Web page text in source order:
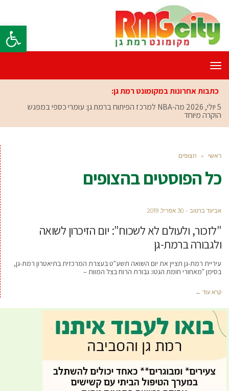
פתח
תפריט
כתבות אחרונות במקומונט רמת גן:
5 יולי, 2026
מה-NBA למרכז הפיתוח ברמת גן: עומרי כספי במפגש
הוקרה מיוחד
ראשי » הצופים
כל הפוסטים בהצופים
אביעד ברטוב 30 אפריל, 2019
"לזכור, ולעולם לא לשכוח": יום הזיכרון לשואה
ולגבורה ברמת-גן
עיריית רמת-גן תציין את יום השואה תשע"ט בעצרת המרכזית בתיאטרון רמת-גן,
בסימן "מאחורי חומת הגטו: גבורת הרוח בצל המוות –
קרא עוד ←